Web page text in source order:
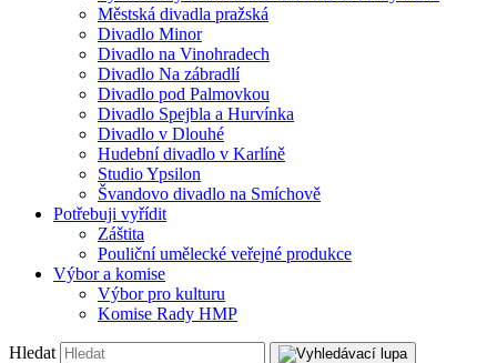
Městská divadla pražská
Divadlo Minor
Divadlo na Vinohradech
Divadlo Na zábradlí
Divadlo pod Palmovkou
Divadlo Spejbla a Hurvínka
Divadlo v Dlouhé
Hudební divadlo v Karlíně
Studio Ypsilon
Švandovo divadlo na Smíchově
Potřebuji vyřídit
Záštita
Pouliční umělecké veřejné produkce
Výbor a komise
Výbor pro kulturu
Komise Rady HMP
Hledat